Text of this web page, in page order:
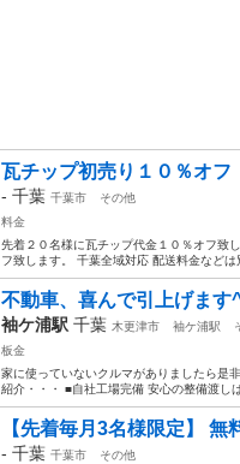
瓦チップ初売り１０％オフ
- 千葉 千葉市
その他
料金
先着２０名様に瓦チップ代金１０％オフ致
フ致します。 千葉全域対応 配送料金など
不動車、喜んで引上げます
袖ケ浦駅 千葉 木更津市 袖ケ浦駅
板金
家に使っていないクルマがありましたら是
紹介・・・ ■自社工場完備 安心の整備渡し
【先着毎月3名様限定】
- 千葉 千葉市
その他